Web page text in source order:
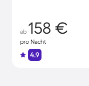
ab 158 €
pro Nacht
4.9